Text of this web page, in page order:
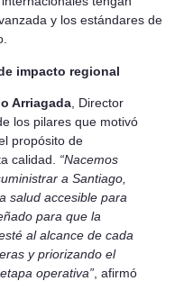
y los estándares de
impacto regional
Arriagada , Director
los pilares que motivó
propósito de
calidad. “Nacemos
a Santiago,
salud accesible para
para que la
al alcance de cada
y priorizando el
operativa” , afirmó